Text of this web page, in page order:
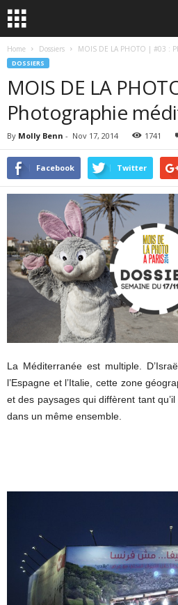
Home Dossiers MOIS DE LA PHOTO | #03 :
DOSSIERS
MOIS DE LA
Photographie
By Molly Benn - Nov 17, 2014 1741
Facebook Twitter
La Méditerranée est multiple.
l’Espagne et l’Italie, cette zone
et des paysages qui diffèrent tant
dans un même ensemble.